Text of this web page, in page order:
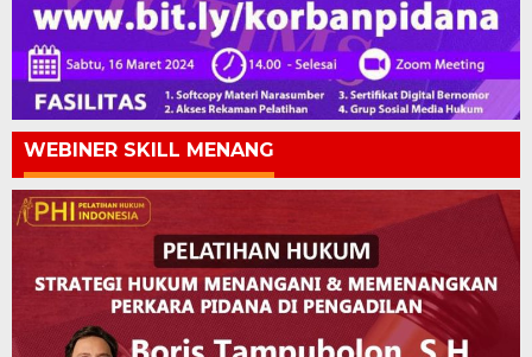
WEBINER SKILL MENANG